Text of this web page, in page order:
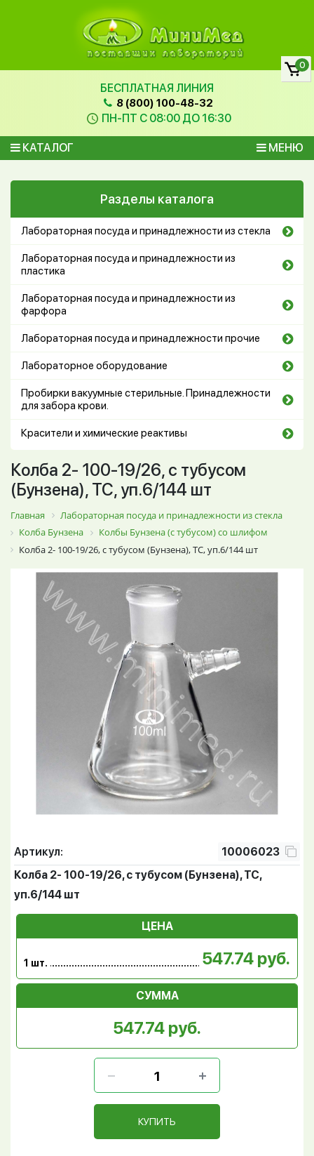
БЕСПЛАТНАЯ ЛИНИЯ
8 (800) 100-48-32
ПН-ПТ С 08:00 ДО 16:30
КАТАЛОГ МЕНЮ
0
Разделы каталога
Лабораторная посуда и принадлежности из стекла
Лабораторная посуда и принадлежности из
пластика
Лабораторная посуда и принадлежности из
фарфора
Лабораторная посуда и принадлежности прочие
Лабораторное оборудование
Пробирки вакуумные стерильные. Принадлежности
для забора крови.
Красители и химические реактивы
Колба 2- 100-19/26, с тубусом
(Бунзена), ТС, уп.6/144 шт
Главная
Лабораторная посуда и принадлежности из стекла
Колба Бунзена
Колбы Бунзена (с тубусом) со шлифом
Колба 2- 100-19/26, с тубусом (Бунзена), ТС, уп.6/144 шт
Артикул:
10006023
Колба 2- 100-19/26, с тубусом (Бунзена), ТС,
уп.6/144 шт
ЦЕНА
1 шт. 547.74 руб.
СУММА
547.74 руб.
КУПИТЬ